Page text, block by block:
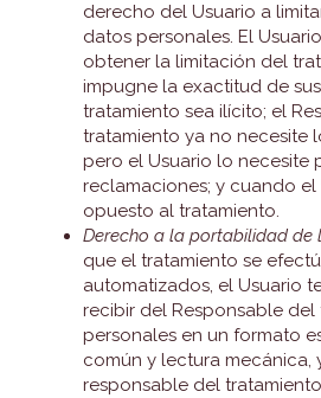
derecho del Usuario a
datos personales. El
obtener la limitación del
impugne la exactitud de
tratamiento sea ilícito; el
tratamiento ya no necesite
pero el Usuario lo necesite
reclamaciones; y cuando el
opuesto al tratamiento.
Derecho a la portabilidad de
que el tratamiento se
automatizados, el Usuario
recibir del Responsable
personales en un formato
común y lectura mecánica,
responsable del